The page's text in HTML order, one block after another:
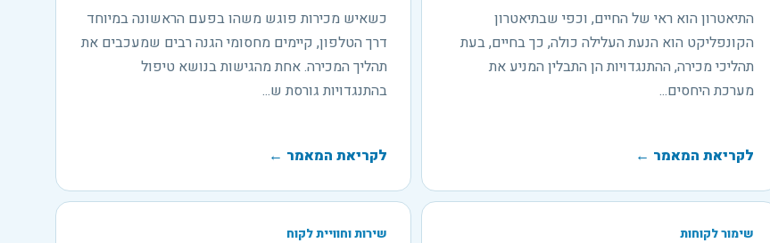
התיאטרון הוא ראי של החיים, וכפי שבתיאטרון
הקונפליקט הוא הנעת העלילה כולה, כך בחיים, בעת
תהליכי מכירה, ההתנגדויות הן התבלין המניע את
מערכת היחסים...
לקריאת המאמר ←
כשאיש מכירות פוגש משהו בפעם הראשונה במיוחד
דרך הטלפון, קיימים מחסומי הגנה רבים שמעכבים את
תהליך המכירה. אחת מהגישות בנושא טיפול
בהתנגדויות גורסת ש...
לקריאת המאמר ←
שימור לקוחות שירות וחוויית לקוח